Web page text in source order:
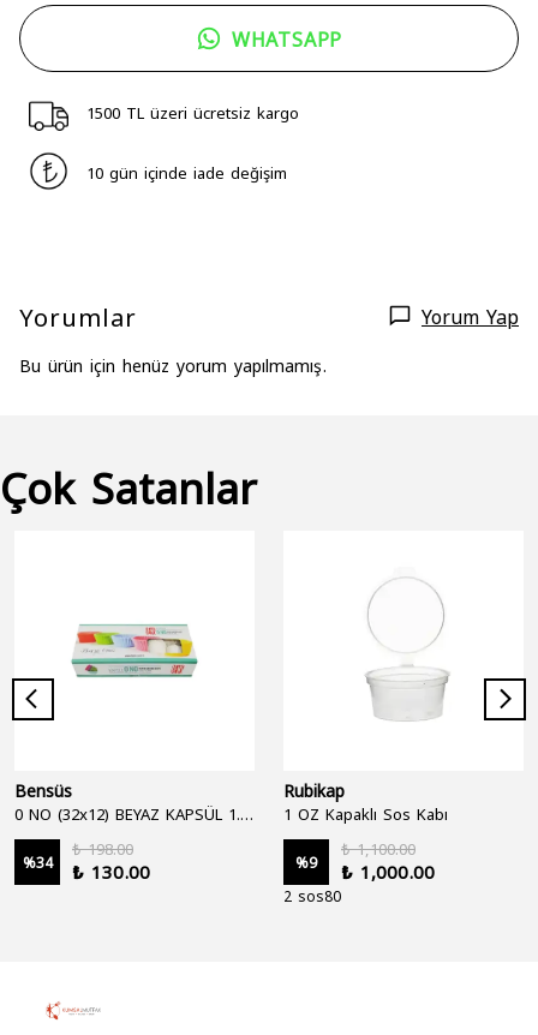
WHATSAPP
1500 TL üzeri ücretsiz kargo
10 gün içinde iade değişim
Yorumlar Yorum Yap
Bu ürün için henüz yorum yapılmamış.
Çok Satanlar
Bensüs
%34
₺ 198.00
₺ 130.00
Rubikap
1 OZ Kapaklı Sos Kabı
%9
₺ 1,100.00
₺ 1,000.00
2 sos80